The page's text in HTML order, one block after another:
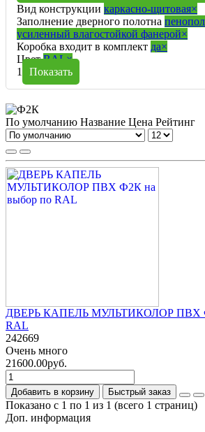
Вид конструкции каркасно-щитовая×
Заполнение дверного полотна
усиленный влагостойкой фанерой×
Коробка входит в комплект да×
Цвет RAL ×
1
Показать
По умолчанию Название Цена Рейтинг
ДВЕРЬ КАПЕЛЬ МУЛЬТИКОЛОР ПВХ
RAL
242669
Очень много
21600.00руб.
Добавить в корзину Быстрый заказ
Показано с 1 по 1 из 1 (всего 1 страниц)
Доп. информация